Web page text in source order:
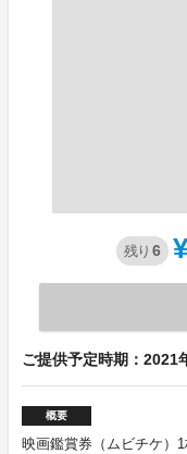
残り 6
ご提供予定時期：2021
概要
映画鑑賞券（ムビチケ）